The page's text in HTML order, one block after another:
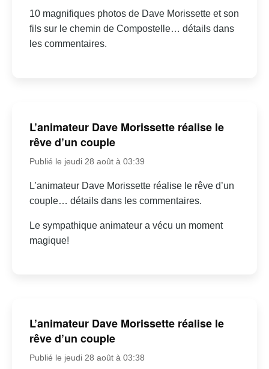
10 magnifiques photos de Dave Morissette et son
fils sur le chemin de Compostelle… détails dans
les commentaires.
L’animateur Dave Morissette réalise le
rêve d’un couple
Publié le jeudi 28 août à 03:39
L’animateur Dave Morissette réalise le rêve d’un
couple… détails dans les commentaires.
Le sympathique animateur a vécu un moment
magique!
L’animateur Dave Morissette réalise le
rêve d’un couple
Publié le jeudi 28 août à 03:38